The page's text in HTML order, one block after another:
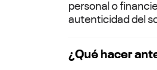
personal o
autenticidad del
¿Qué hacer